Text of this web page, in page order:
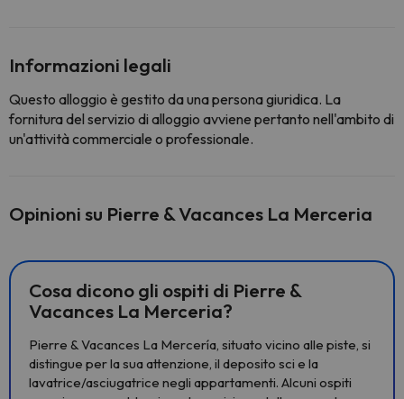
Informazioni legali
Questo alloggio è gestito da una persona giuridica. La
fornitura del servizio di alloggio avviene pertanto nell'ambito di
un'attività commerciale o professionale.
Opinioni su Pierre & Vacances La Merceria
Cosa dicono gli ospiti di Pierre &
Vacances La Merceria?
Pierre & Vacances La Mercería, situato vicino alle piste, si
distingue per la sua attenzione, il deposito sci e la
lavatrice/asciugatrice negli appartamenti. Alcuni ospiti